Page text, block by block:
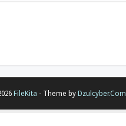
FileKita - Theme byDzulcyber.Com